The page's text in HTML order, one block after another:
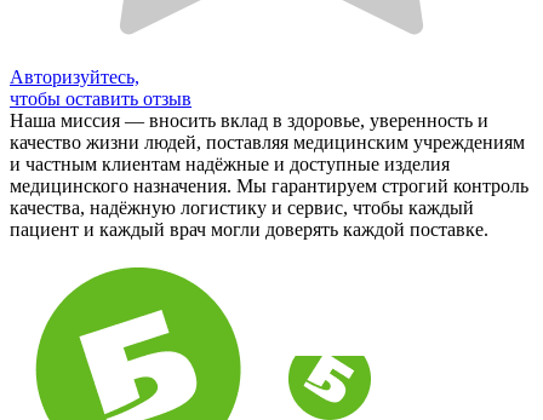
Авторизуйтесь,
чтобы оставить отзыв
Наша миссия — вносить вклад в здоровье, уверенность и
качество жизни людей, поставляя медицинским учреждениям
и частным клиентам надёжные и доступные изделия
медицинского назначения. Мы гарантируем строгий контроль
качества, надёжную логистику и сервис, чтобы каждый
пациент и каждый врач могли доверять каждой поставке.